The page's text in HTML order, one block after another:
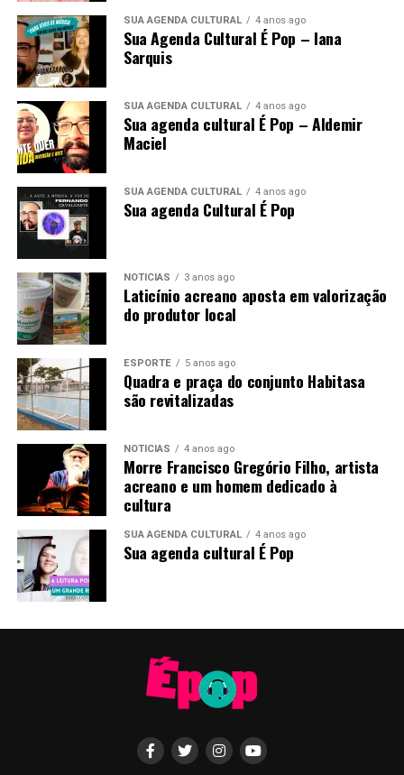
SUA AGENDA CULTURAL 4 anos ago
Sua Agenda Cultural É Pop – Iana
Sarquis
SUA AGENDA CULTURAL 4 anos ago
Sua agenda cultural É Pop – Aldemir
Maciel
SUA AGENDA CULTURAL 4 anos ago
Sua agenda Cultural É Pop
NOTÍCIAS 3 anos ago
Laticínio acreano aposta em valorização
do produtor local
ESPORTE 5 anos ago
Quadra e praça do conjunto Habitasa
são revitalizadas
NOTÍCIAS 4 anos ago
Morre Francisco Gregório Filho, artista
acreano e um homem dedicado à
cultura
SUA AGENDA CULTURAL 4 anos ago
Sua agenda cultural É Pop